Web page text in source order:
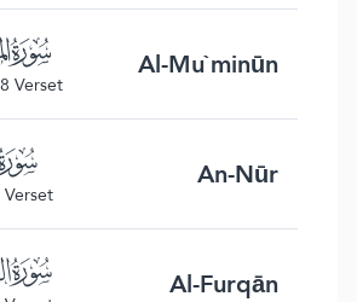
Verset Al-Mu`minūn
An-Nūr
Al-Furqān